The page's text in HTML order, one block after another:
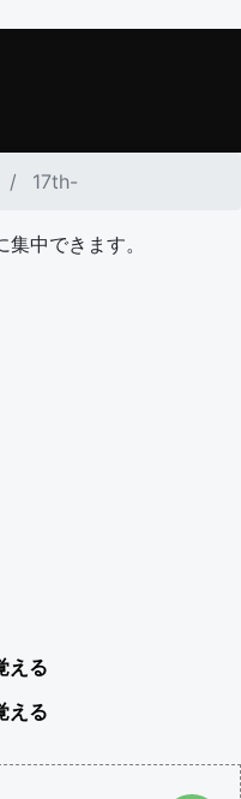
17th-
中できます。
える
える